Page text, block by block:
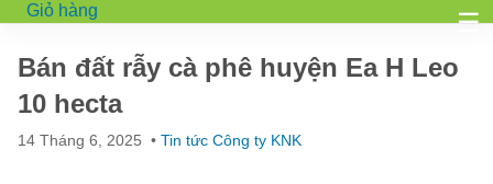
☰
Giỏ hàng
Bán đất rẫy cà phê huyện Ea H Leo
10 hecta
14 Tháng 6, 2025 • Tin tức Công ty KNK